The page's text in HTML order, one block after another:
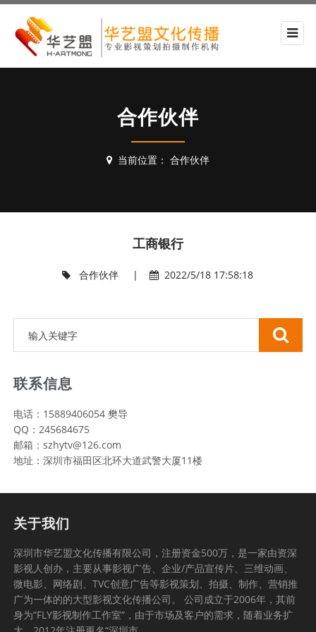
合作伙伴
当前位置： 合作伙伴
工商银行
合作伙伴 | 2022/5/18 17:58:18
联系信息
电话：15889406054 樊导
QQ：245684675
邮箱：szhytv@126.com
地址：深圳市福田区北环大道武警大厦11楼
关于我们
深圳市华艺盟文化传播有限公司，注册资金500万，是一家由资深
影视人创办，主要从事影视广告、企业/产品宣传片、三维动画、
微电影、网络剧、TVC创意广告等影视策划、拍摄、制作、营销推
广为一体的的大型影视文化传播公司。 公司成立于2006年，其前
身为“FLY影视制作工作室”，由于市场及客户的需求，随着业务扩